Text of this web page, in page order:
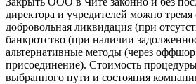
директора и учредителей можно тремя
добровольная ликвидация (при
банкротство (при наличии
альтернативные методы (через
присоединение). Стоимость
выбранного пути и состояния